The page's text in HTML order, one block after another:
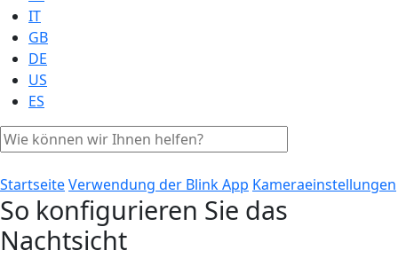
IT
GB
DE
US
ES
StartseiteVerwendung der Blink App Kameraeinstellungen
So konfigurieren Sie das
Nachtsicht